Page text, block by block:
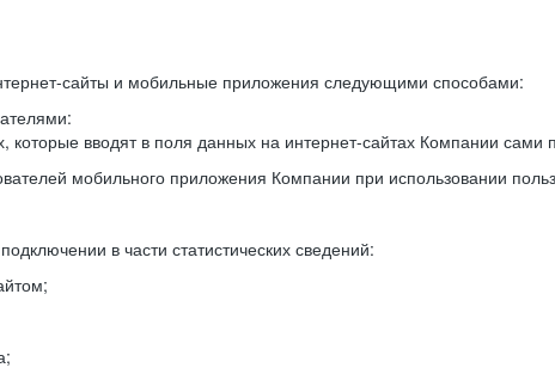
сайты и мобильные приложения следующими способами:
вводят в поля данных на интернет-сайтах Компании
мобильного приложения Компании при использовании
в части статистических сведений: